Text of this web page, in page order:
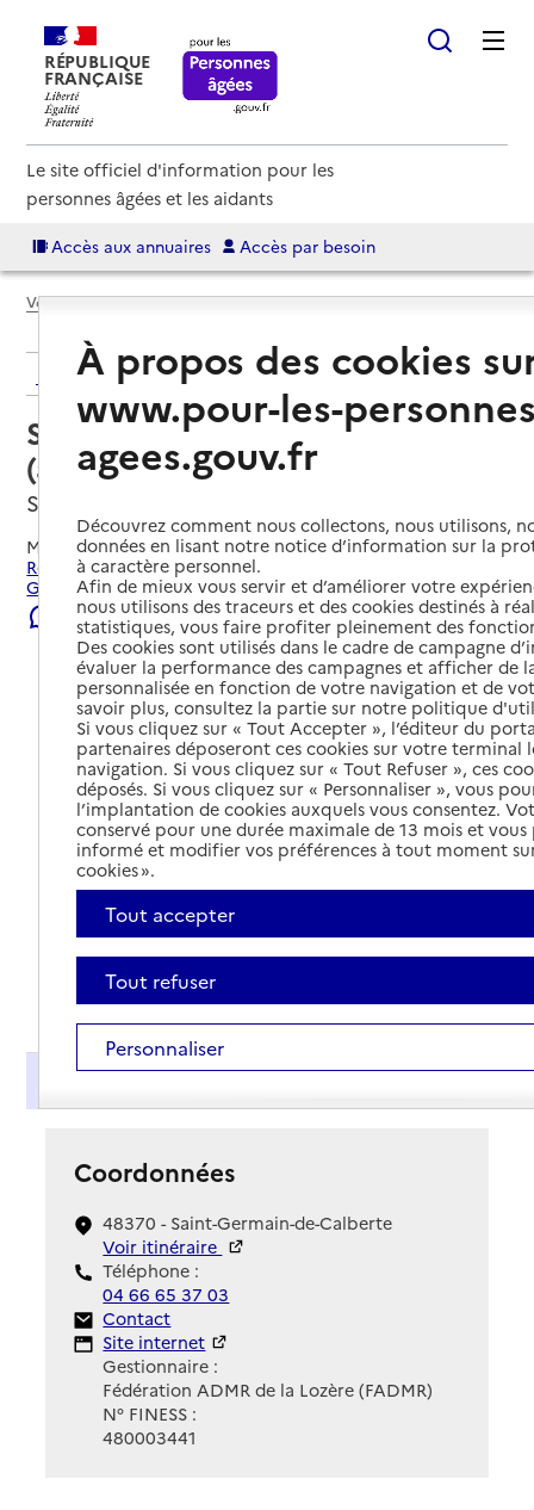
RÉPUBLIQUE
FRANÇAISE
Le site officiel d'information pour les
personnes âgées et les aidants
Accès aux annuaires Accès par besoin
Voir le fil d’Ariane
Retour aux résultats de l'annuaire
Service autonomie à domicile
(aide) – ADMR La Calbertoise
Saint-Germain-de-Calberte, LOZERE
Mis à jour le07/08/2026
Rechercher les établissements et services autour de Saint-
Germain-de-Calberte.
Signaler une erreur
Coordonnées
48370 - Saint-Germain-de-Calberte
Voir itinéraire
Téléphone :
04 66 65 37 03
Contact
Contact
Site Internet
Site internet
Gestionnaire :
Fédération ADMR de la Lozère (FADMR)
N° FINESS :
480003441
À propos des cookies
www.pour-les-
agees.gouv.fr
Découvrez comment nous collectons, nous utilisons,
données en lisant notre notice d’information sur la
à caractère personnel.
Afin de mieux vous servir et d’améliorer votre
nous utilisons des traceurs et des cookies destinés à
statistiques, vous faire profiter pleinement des
Des cookies sont utilisés dans le cadre de campagne
évaluer la performance des campagnes et afficher de
personnalisée en fonction de votre navigation et de
savoir plus, consultez la partie sur notre politique
Si vous cliquez sur « Tout Accepter », l’éditeur du
partenaires déposeront ces cookies sur votre terminal
navigation. Si vous cliquez sur « Tout Refuser », ces
déposés. Si vous cliquez sur « Personnaliser », vous
l’implantation de cookies auxquels vous consentez.
conservé pour une durée maximale de 13 mois et
informé et modifier vos préférences à tout moment
cookies ».
Tout accepter
Tout refuser
Personnaliser